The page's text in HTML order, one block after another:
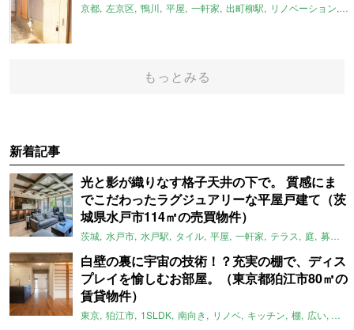
京都 左京区 鴨川 平屋 一軒家 出町柳駅 リノベーション
もっとみる
新着記事
光と影が織りなす格子天井の下で。 質感にま
でこだわったラグジュアリーな平屋戸建て（茨
城県水戸市114㎡の売買物件）
茨城 水戸市 水戸駅 タイル 平屋 一軒家 テラス 庭 募集中
白壁の裏に宇宙の技術！？充実の棚で、ディス
プレイを愉しむお部屋。（東京都狛江市80㎡の
賃貸物件）
東京 狛江市 1SLDK 南向き リノベ キッチン 棚 広い ガイ